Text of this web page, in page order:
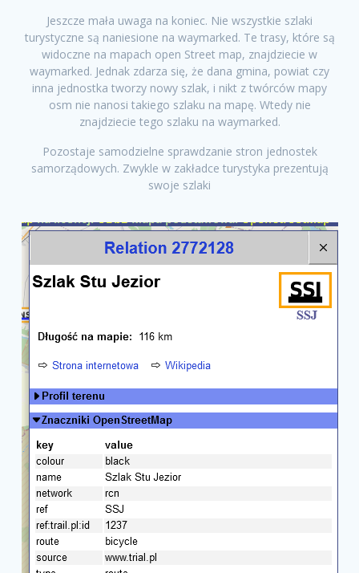
Jeszcze mała uwaga na koniec. Nie wszystkie szlaki
turystyczne są naniesione na waymarked. Te trasy, które są
widoczne na mapach open Street map, znajdziecie w
waymarked. Jednak zdarza się, że dana gmina, powiat czy
inna jednostka tworzy nowy szlak, i nikt z twórców mapy
osm nie nanosi takiego szlaku na mapę. Wtedy nie
znajdziecie tego szlaku na waymarked.
Pozostaje samodzielne sprawdzanie stron jednostek
samorządowych. Zwykle w zakładce turystyka prezentują
swoje szlaki